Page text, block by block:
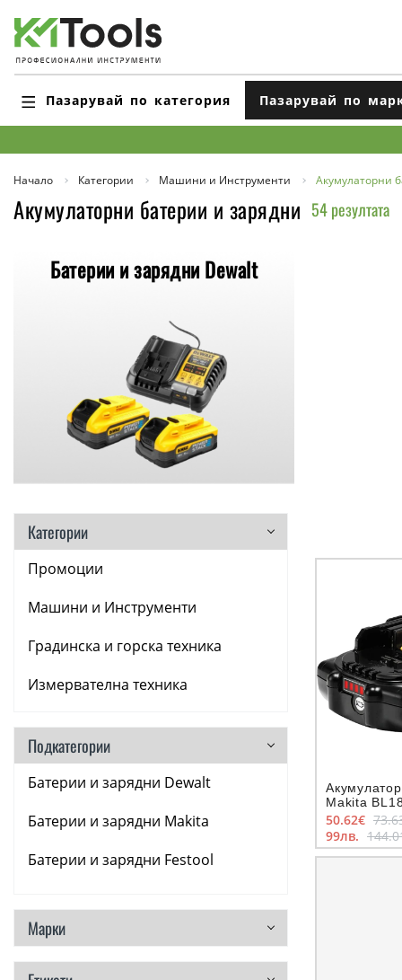
Пазарувай по категория Пазарувай по
Начало Категории Машини и Инструменти Акумулаторни
Акумулаторни батерии и зарядни 54 резултата
Батерии и зарядни Dewalt
Категории
Промоции
Машини и Инструменти
Градинска и горска техника
Измервателна техника
Аксесоари
Консумативи
Подкатегории
Батерии и зарядни Dewalt
Батерии и зарядни Makita
Батерии и зарядни Festool
Марки
Makita
50.62€
99лв.